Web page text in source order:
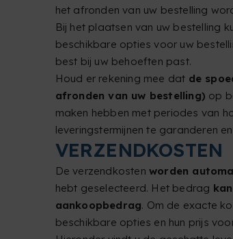
het afronden van uw bestelling
Bij het plaatsen van uw bestelling
beschikbare opties voor uw
best bij uw behoeften past.
Houd er rekening mee dat de
afronden van uw bestelling) op
maken hebben met periodes van
leveringstermijnen te garanderen
VERZENDKOSTEN
De verzendkostenworden
hebt geselecteerd. Het bedrag
aankoopbedrag. Om de exacte
beschikbare opties en hun prijs